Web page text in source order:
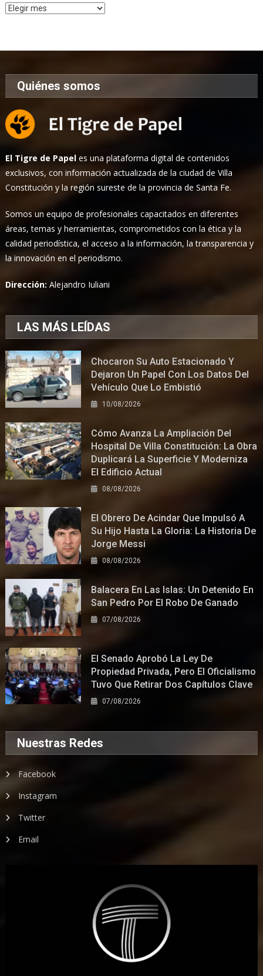
Archivo
Quiénes somos
El Tigre de Papel es una plataforma digital de contenidos
exclusivos, con información actualizada de la ciudad de Villa
Constitución y la región sureste de la provincia de Santa Fe.
Somos un equipo de profesionales capacitados en diferentes
áreas, temas y herramientas, comprometidos con la ética y la
calidad periodística, el acceso a la información, la transparencia y
la innovación en el periodismo.
Dirección:Alejandro Iuliani
LAS MÁS LEÍDAS
Chocaron Su Auto Estacionado Y
Dejaron Un Papel Con Los Datos Del
Vehículo Que Lo Embistió
10/08/2026
Cómo Avanza La Ampliación Del
Hospital De Villa Constitución: La Obra
Duplicará La Superficie Y Moderniza
El Edificio Actual
08/08/2026
El Obrero De Acindar Que Impulsó A
Su Hijo Hasta La Gloria: La Historia De
Jorge Messi
08/08/2026
Balacera En Las Islas: Un Detenido En
San Pedro Por El Robo De Ganado
07/08/2026
El Senado Aprobó La Ley De
Propiedad Privada, Pero El Oficialismo
Tuvo Que Retirar Dos Capítulos Clave
07/08/2026
Nuestras Redes
Facebook
Instagram
Twitter
Email